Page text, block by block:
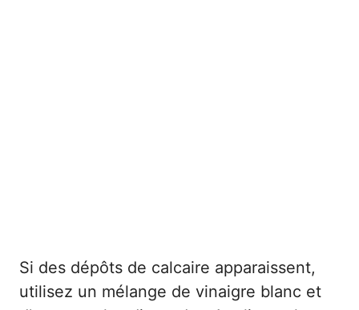
Si des dépôts de calcaire apparaissent,
utilisez un mélange de vinaigre blanc et